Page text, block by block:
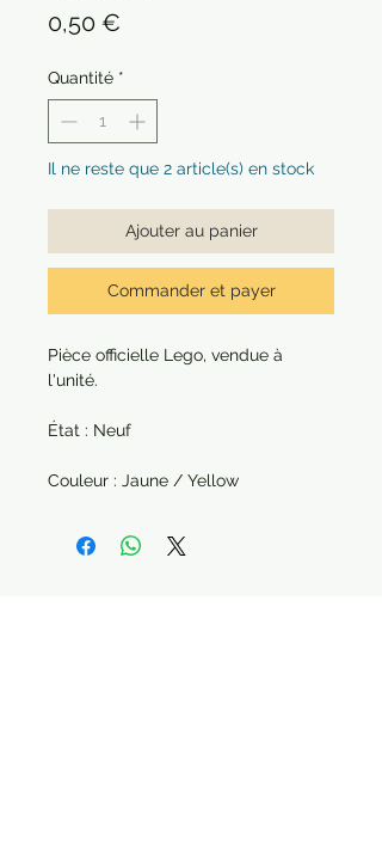
0,50 €
Quantité *
Il ne reste que 2 article(s) en stock
Ajouter au panier
Commander et payer
Pièce officielle Lego, vendue à
l'unité.
État : Neuf
Couleur : Jaune / Yellow